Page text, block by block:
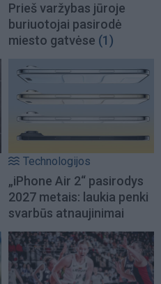
Prieš varžybas jūroje
buriuotojai pasirodė
miesto gatvėse (1)
Technologijos
„iPhone Air 2“ pasirodys
2027 metais: laukia penki
svarbūs atnaujinimai